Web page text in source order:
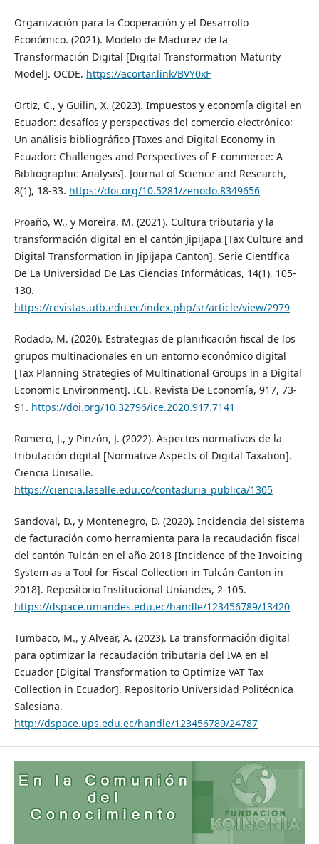
Organización para la Cooperación y el Desarrollo
Económico. (2021). Modelo de Madurez de la
Transformación Digital [Digital Transformation Maturity
Model]. OCDE. https://acortar.link/BVY0xF
Ortiz, C., y Guilin, X. (2023). Impuestos y economía digital en
Ecuador: desafíos y perspectivas del comercio electrónico:
Un análisis bibliográfico [Taxes and Digital Economy in
Ecuador: Challenges and Perspectives of E-commerce: A
Bibliographic Analysis]. Journal of Science and Research,
8(1), 18-33. https://doi.org/10.5281/zenodo.8349656
Proaño, W., y Moreira, M. (2021). Cultura tributaria y la
transformación digital en el cantón Jipijapa [Tax Culture and
Digital Transformation in Jipijapa Canton]. Serie Científica
De La Universidad De Las Ciencias Informáticas, 14(1), 105-
130.
https://revistas.utb.edu.ec/index.php/sr/article/view/2979
Rodado, M. (2020). Estrategias de planificación fiscal de los
grupos multinacionales en un entorno económico digital
[Tax Planning Strategies of Multinational Groups in a Digital
Economic Environment]. ICE, Revista De Economía, 917, 73-
91. https://doi.org/10.32796/ice.2020.917.7141
Romero, J., y Pinzón, J. (2022). Aspectos normativos de la
tributación digital [Normative Aspects of Digital Taxation].
Ciencia Unisalle.
https://ciencia.lasalle.edu.co/contaduria_publica/1305
Sandoval, D., y Montenegro, D. (2020). Incidencia del sistema
de facturación como herramienta para la recaudación fiscal
del cantón Tulcán en el año 2018 [Incidence of the Invoicing
System as a Tool for Fiscal Collection in Tulcán Canton in
2018]. Repositorio Institucional Uniandes, 2-105.
https://dspace.uniandes.edu.ec/handle/123456789/13420
Tumbaco, M., y Alvear, A. (2023). La transformación digital
para optimizar la recaudación tributaria del IVA en el
Ecuador [Digital Transformation to Optimize VAT Tax
Collection in Ecuador]. Repositorio Universidad Politécnica
Salesiana.
http://dspace.ups.edu.ec/handle/123456789/24787